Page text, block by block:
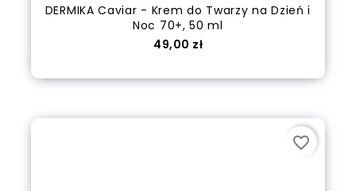
DERMIKA Caviar - Krem do Twarzy na Dzień i
Noc 70+, 50 ml
Cena
49,00 zł
favorite_border